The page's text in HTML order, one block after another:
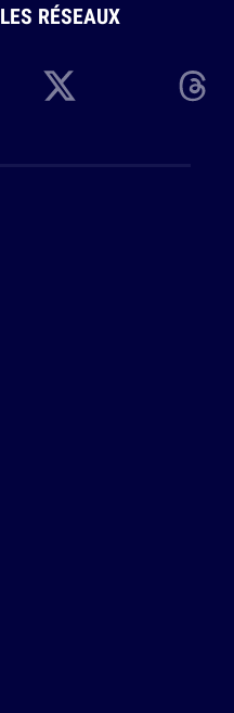
LES RÉSEAUX